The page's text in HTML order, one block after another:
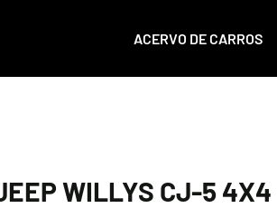
ACERVO DE CARROS
WILLYS CJ-5 4X4